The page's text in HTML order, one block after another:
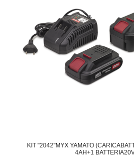
KIT "2042"MYX YAMATO
4AH+1